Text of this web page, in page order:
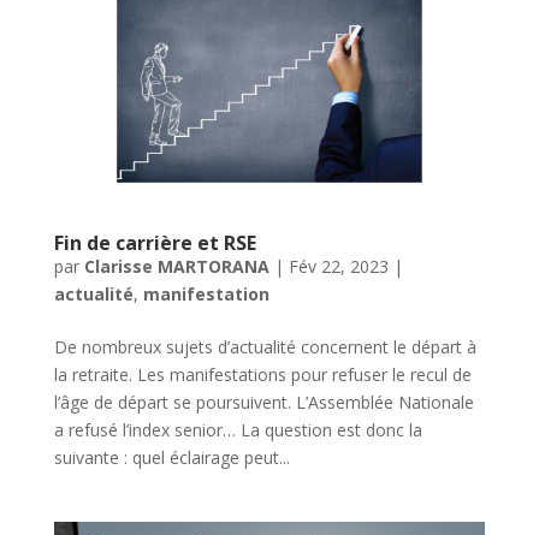
Fin de carrière et RSE
par Clarisse MARTORANA | Fév 22, 2023 |
actualité, manifestation
De nombreux sujets d’actualité concernent le départ à
la retraite. Les manifestations pour refuser le recul de
l’âge de départ se poursuivent. L’Assemblée Nationale
a refusé l’index senior… La question est donc la
suivante : quel éclairage peut...